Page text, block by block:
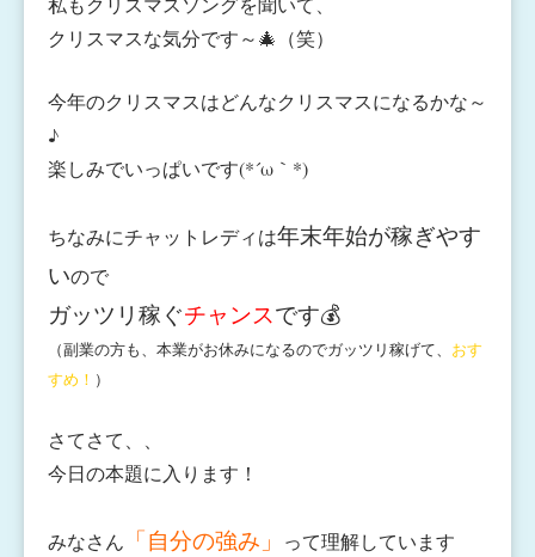
クリスマスな気分です～🎄（笑）
今年のクリスマスはどんなクリスマスになるかな～
♪
楽しみでいっぱいです(*´ω｀*)
ちなみにチャットレディは年末年始が稼ぎやす
いので
ガッツリ稼ぐチャンスです💰
（副業の方も、本業がお休みになるのでガッツリ稼げて、 おす
すめ！ ）
さてさて、、
今日の本題に入ります！
みなさん 「自分の強み」
って理解しています